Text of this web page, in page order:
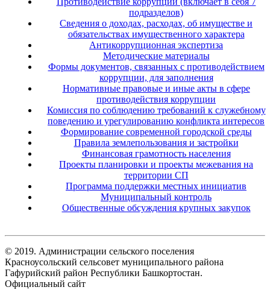
подразделов)
Сведения о доходах, расходах, об имуществе и
обязательствах имущественного характера
Антикоррупционная экспертиза
Методические материалы
Формы документов, связанных с противодействием
коррупции, для заполнения
Нормативные правовые и иные акты в сфере
противодействия коррупции
Комиссия по соблюдению требований к служебному
поведению и урегулированию конфликта интересов
Формирование современной городской среды
Правила землепользования и застройки
Финансовая грамотность населения
Проекты планировки и проекты межевания на
территории СП
Программа поддержки местных инициатив
Муниципальный контроль
Общественные обсуждения крупных закупок
© 2019. Администрации сельского поселения
Красноусольский сельсовет муниципального района
Гафурийский район Республики Башкортостан.
Официальный сайт